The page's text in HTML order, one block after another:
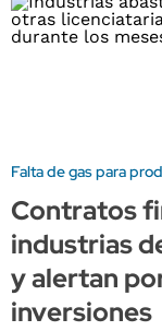
Falta de gas para
Contratos
industrias
y alertan
inversiones